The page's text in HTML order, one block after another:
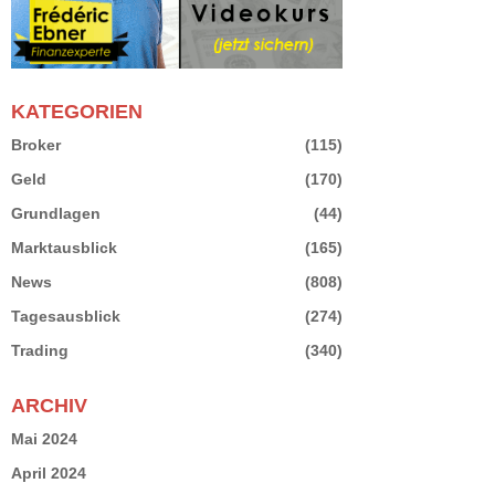
KATEGORIEN
Broker
(115)
Geld
(170)
Grundlagen
(44)
Marktausblick
(165)
News
(808)
Tagesausblick
(274)
Trading
(340)
ARCHIV
Mai 2024
April 2024